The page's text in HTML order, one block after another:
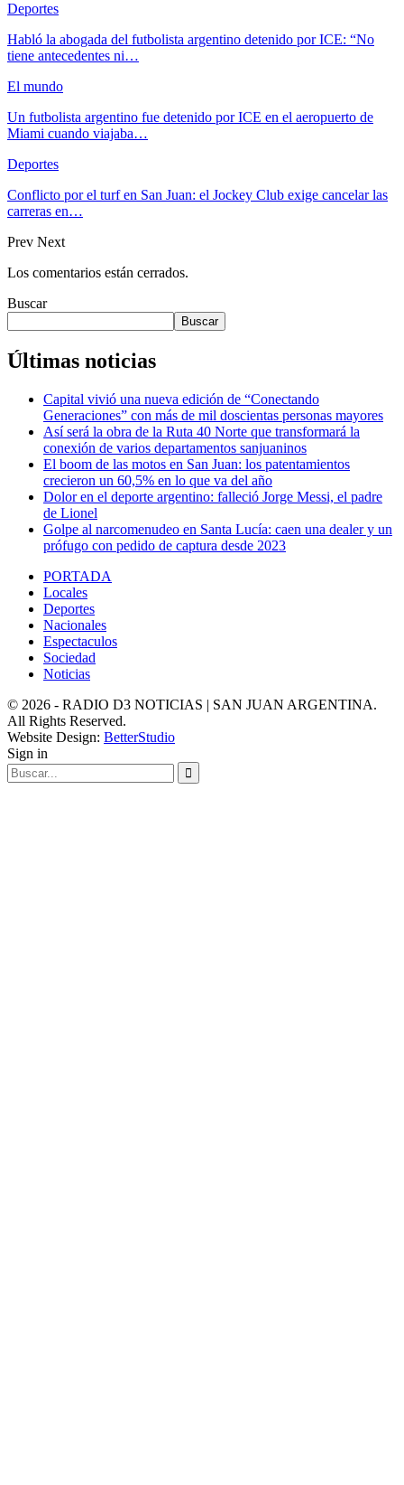
Deportes
Habló la abogada del futbolista argentino detenido por ICE: “No
tiene antecedentes ni…
El mundo
Un futbolista argentino fue detenido por ICE en el aeropuerto de
Miami cuando viajaba…
Deportes
Conflicto por el turf en San Juan: el Jockey Club exige cancelar las
carreras en…
Prev Next
Los comentarios están cerrados.
Buscar
Buscar
Últimas noticias
Capital vivió una nueva edición de “Conectando
Generaciones” con más de mil doscientas personas mayores
Así será la obra de la Ruta 40 Norte que transformará la
conexión de varios departamentos sanjuaninos
El boom de las motos en San Juan: los patentamientos
crecieron un 60,5% en lo que va del año
Dolor en el deporte argentino: falleció Jorge Messi, el padre
de Lionel
Golpe al narcomenudeo en Santa Lucía: caen una dealer y un
prófugo con pedido de captura desde 2023
PORTADA
Locales
Deportes
Nacionales
Espectaculos
Sociedad
Noticias
© 2026 - RADIO D3 NOTICIAS | SAN JUAN ARGENTINA.
All Rights Reserved.
Website Design: BetterStudio
Sign in